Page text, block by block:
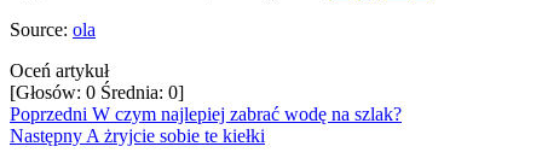
Source: ola
Oceń artykuł
[Głosów: 0 Średnia: 0]
Poprzedni W czym najlepiej zabrać wodę na szlak?
Następny A żryjcie sobie te kiełki